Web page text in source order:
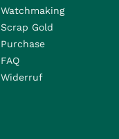
Watchmaking
Scrap Gold
Purchase
FAQ
Widerruf